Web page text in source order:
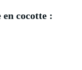
cocotte :